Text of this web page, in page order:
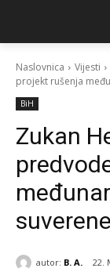
Naslovnica Vijesti
projekt rušenja
BiH
Zukan
autor: B. A. 22.